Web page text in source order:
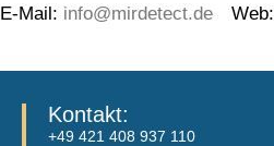
E-Mail: info@mirdetect.de Web:
Kontakt:
+49 421 408 937 110